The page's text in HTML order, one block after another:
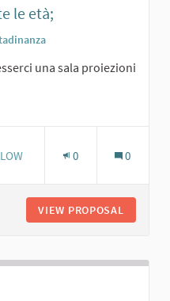
le età;
una sala proiezioni
0 0
VIEW PROPOSAL